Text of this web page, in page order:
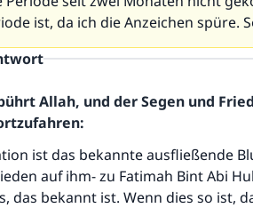
ist, da ich die Anzeichen spüre.
Allah, und der Segen und
ist das bekannte ausfließende
auf ihm- zu Fatimah Bint Abi
das bekannt ist. Wenn dies so ist,